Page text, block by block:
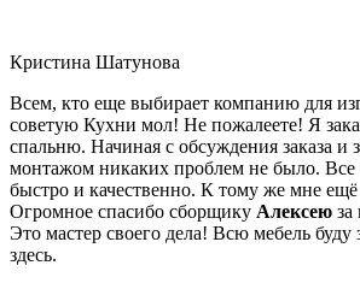
Кристина Шатунова
Всем, кто еще выбирает компанию для
советую Кухни мол! Не пожалеете! Я
спальню. Начиная с обсуждения заказа и
монтажом никаких проблем не было. Все
быстро и качественно. К тому же мне ещё
Огромное спасибо сборщику Алексею
Это мастер своего дела! Всю мебель буду
здесь.